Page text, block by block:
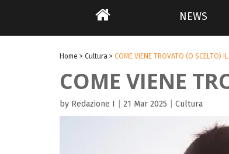
NEWS
Home > Cultura > COME VIENE TROVATO (O SCELTO)
COME VIENE
by Redazione I 21 Mar 2025 Cultura